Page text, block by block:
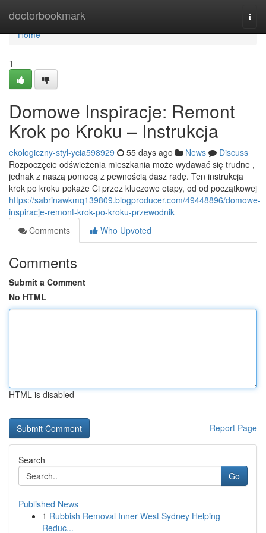
doctorbookmark
Home
Home
1
Domowe Inspiracje: Remont
Krok po Kroku – Instrukcja
ekologiczny-styl-ycia598929 55 days ago News
Discuss
Rozpoczęcie odświeżenia mieszkania może wydawać się trudne ,
jednak z naszą pomocą z pewnością dasz radę. Ten instrukcja
krok po kroku pokaże Ci przez kluczowe etapy, od od początkowej
https://sabrinawkmq139809.blogproducer.com/49448896/domowe-
inspiracje-remont-krok-po-kroku-przewodnik
Comments
Who Upvoted
Comments
Submit a Comment
No HTML
HTML is disabled
Report Page
Search
Go
Published News
1 Rubbish Removal Inner West Sydney Helping
Reduc...